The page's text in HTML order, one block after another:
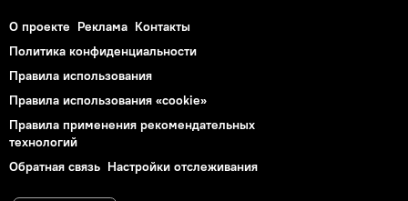
О проекте Реклама Контакты
Политика конфиденциальности
Правила использования
Правила использования «cookie»
Правила применения рекомендательных
технологий
Обратная связь Настройки отслеживания